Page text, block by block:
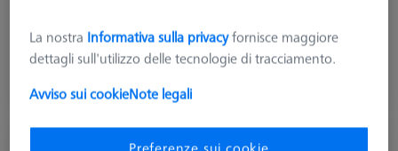
1.965,00 €
più IVA
Tempi di consegna più lunghi
Part-program, per CMM Check ultra RT
La nostra Informativa sulla privacyfornisce maggiore
dettagli sull'utilizzo delle tecnologie di tracciamento.
Avviso sui cookieNote legali